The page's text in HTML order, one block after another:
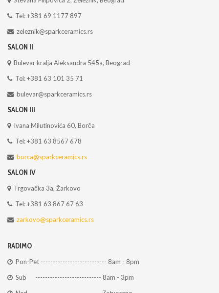
Tel: +381 69 1177 897
zeleznik@sparkceramics.rs
SALON II
Bulevar kralja Aleksandra 545a, Beograd
Tel: +381 63 101 35 71
bulevar@sparkceramics.rs
SALON III
Ivana Milutinovića 60, Borča
Tel: +381 63 8567 678
borca@sparkceramics.rs
SALON IV
Trgovačka 3a, Žarkovo
Tel: +381 63 867 67 63
zarkovo@sparkceramics.rs
RADIMO
Pon-Pet --------------------------- 8am - 8pm
Sub --------------------------- 8am - 3pm